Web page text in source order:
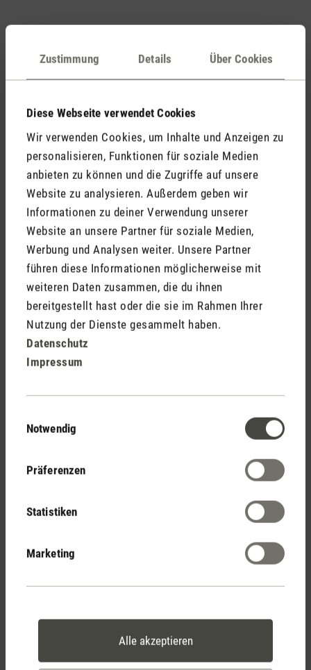
Zustimmung Details Über Cookies
Diese Webseite verwendet Cookies
Wir verwenden Cookies, um Inhalte und Anzeigen zu
personalisieren, Funktionen für soziale Medien
anbieten zu können und die Zugriffe auf unsere
Website zu analysieren. Außerdem geben wir
Informationen zu deiner Verwendung unserer
Website an unsere Partner für soziale Medien,
Werbung und Analysen weiter. Unsere Partner
führen diese Informationen möglicherweise mit
weiteren Daten zusammen, die du ihnen
bereitgestellt hast oder die sie im Rahmen Ihrer
Nutzung der Dienste gesammelt haben.
Datenschutz
Impressum
Notwendig
Präferenzen
Statistiken
Marketing
Alle akzeptieren
Kommentare (0)
Keine Bewertungen gefunden. Gehe voran und teile
Deine Erkenntnisse mit anderen.
Jetzt Produkt bewerten
Deine Vorteile
eigenem Servicecenter